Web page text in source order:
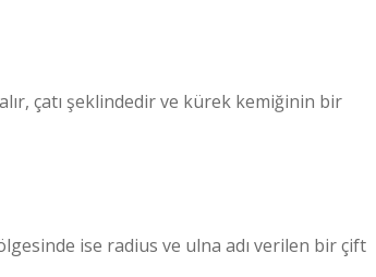
çatı şeklindedir ve kürek kemiğinin bir
ise radius ve ulna adı verilen bir çift